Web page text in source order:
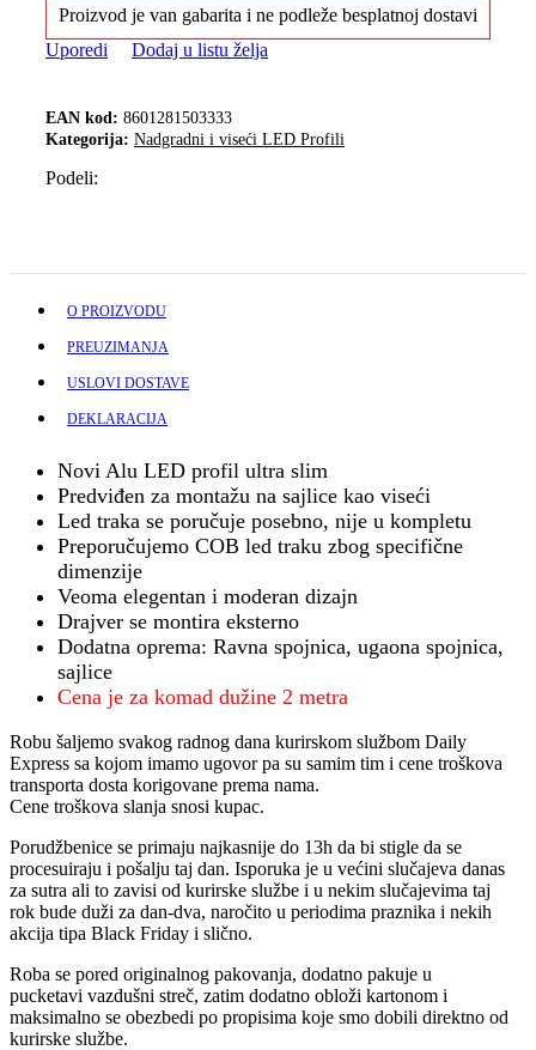
Proizvod je van gabarita i ne podleže besplatnoj dostavi
Uporedi
Dodaj u listu želja
EAN kod: 8601281503333
Kategorija: Nadgradni i viseći LED Profili
Podeli:
O PROIZVODU
PREUZIMANJA
USLOVI DOSTAVE
DEKLARACIJA
Novi Alu LED profil ultra slim
Predviđen za montažu na sajlice kao viseći
Led traka se poručuje posebno, nije u kompletu
Preporučujemo COB led traku zbog specifične
dimenzije
Veoma elegentan i moderan dizajn
Drajver se montira eksterno
Dodatna oprema: Ravna spojnica, ugaona spojnica,
sajlice
Cena je za komad dužine 2 metra
Robu šaljemo svakog radnog dana kurirskom službom Daily
Express sa kojom imamo ugovor pa su samim tim i cene troškova
transporta dosta korigovane prema nama.
Cene troškova slanja snosi kupac.
Porudžbenice se primaju najkasnije do 13h da bi stigle da se
procesuiraju i pošalju taj dan. Isporuka je u većini slučajeva danas
za sutra ali to zavisi od kurirske službe i u nekim slučajevima taj
rok bude duži za dan-dva, naročito u periodima praznika i nekih
akcija tipa Black Friday i slično.
Roba se pored originalnog pakovanja, dodatno pakuje u
pucketavi vazdušni streč, zatim dodatno obloži kartonom i
maksimalno se obezbedi po propisima koje smo dobili direktno od
kurirske službe.